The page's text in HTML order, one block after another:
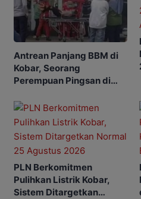
Antrean Panjang BBM di
Kobar, Seorang
Perempuan Pingsan di
PLN Berkomitmen
Pulihkan Listrik Kobar,
Sistem Ditargetkan